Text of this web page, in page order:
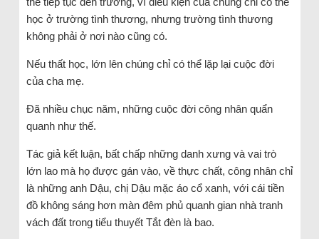
học ở trường tình thương, nhưng trường tình thương
không phải ở nơi nào cũng có.
Nếu thất học, lớn lên chúng chỉ có thể lặp lại cuộc đời
của cha mẹ.
Đã nhiều chục năm, những cuộc đời công nhân quẩn
quanh như thế.
Tác giả kết luận, bất chấp những danh xưng và vai trò
lớn lao mà họ được gán vào, về thực chất, công nhân chỉ
là những anh Dậu, chị Dậu mặc áo cổ xanh, với cái tiền
đồ không sáng hơn màn đêm phủ quanh gian nhà tranh
vách đất trong tiểu thuyết Tắt đèn là bao.